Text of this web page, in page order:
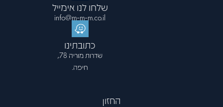
שלחו לנו אימייל
info@m-m-m.co.il
כתובתינו
שדרות מוריה 78,
חיפה.
החזון